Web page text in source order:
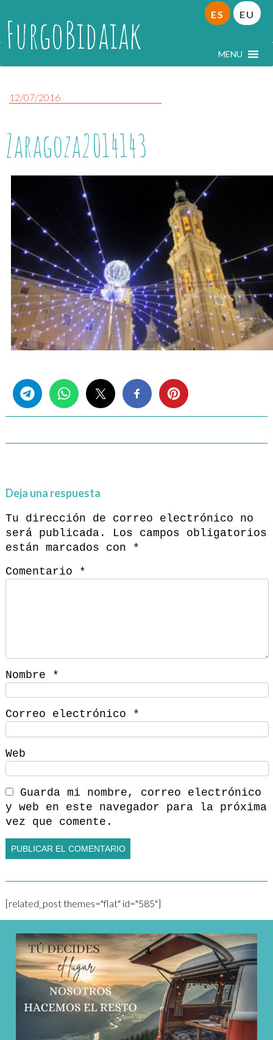
FurgoBidaiak MENU
ES EU
12/07/2016
Zaragoza2014143
Deja una respuesta
Tu dirección de correo electrónico no
será publicada.
Los campos obligatorios
están marcados con
*
Comentario
*
Nombre *
Correo electrónico *
Web
Guarda mi nombre, correo electrónico
y web en este navegador para la próxima
vez que comente.
[related_post themes="flat" id="585"]